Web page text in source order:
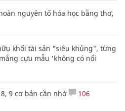
nguyên tố hóa học bằng thơ,
khối tài sản "siêu khủng", từng
cựu mẫu 'không có nổi
9 cơ bản cần nhớ 106